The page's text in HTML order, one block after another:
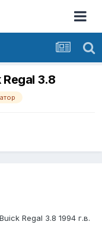
3.8
Regal 3.8 1994 г.в.